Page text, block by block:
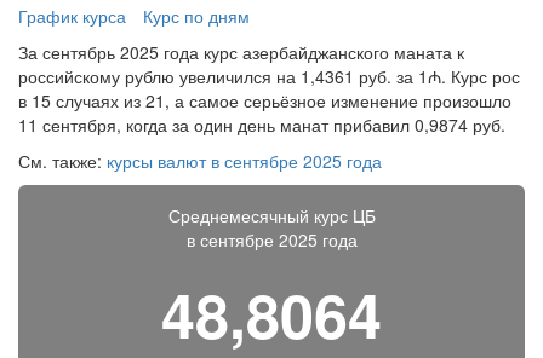
График курса
Курс по дням
За сентябрь 2025 года курс азербайджанского маната к
российскому рублю увеличился на 1,4361 руб. за 1₼. Курс рос
в 15 случаях из 21, а самое серьёзное изменение произошло
11 сентября, когда за один день манат прибавил 0,9874 руб.
См. также: курсы валют в сентябре 2025 года
Среднемесячный курс ЦБ
в сентябре 2025 года
48,8064